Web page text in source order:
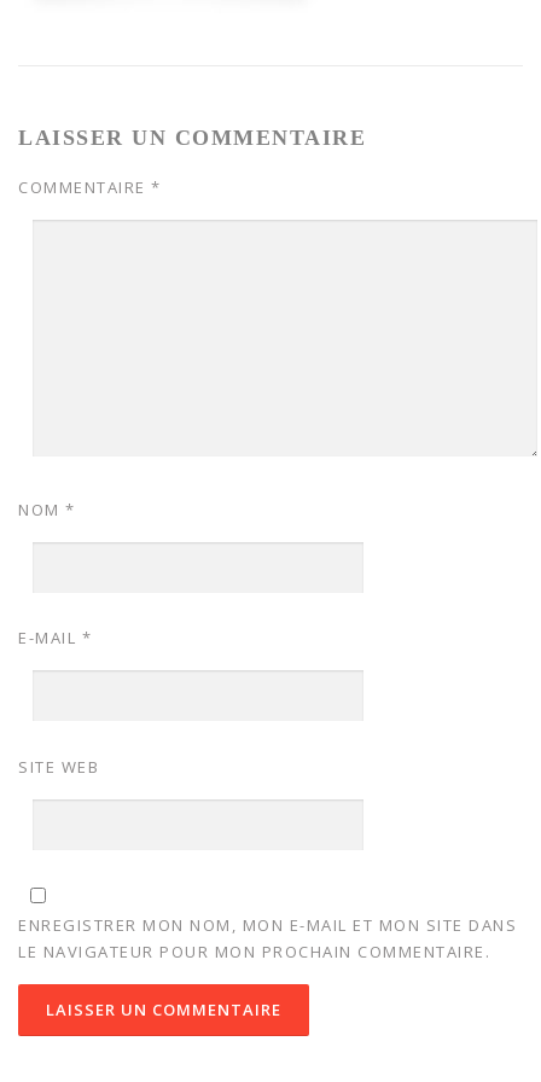
LAISSER UN COMMENTAIRE
COMMENTAIRE *
NOM *
E-MAIL *
SITE WEB
ENREGISTRER MON NOM, MON E-MAIL ET MON SITE DANS
LE NAVIGATEUR POUR MON PROCHAIN COMMENTAIRE.